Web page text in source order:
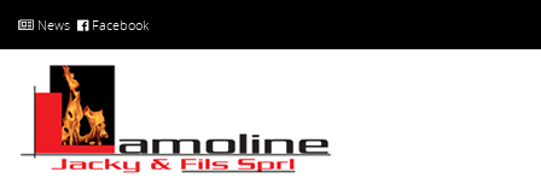
News Facebook